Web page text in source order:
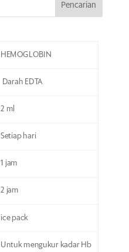
HEMOGLOBIN
Darah EDTA
2 ml
Setiap hari
1 jam
2 jam
ice pack
Untuk mengukur kadar Hb